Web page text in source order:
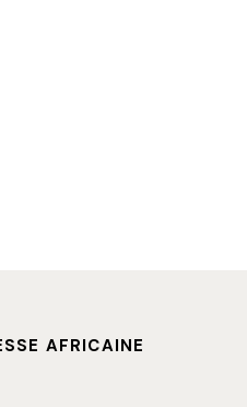
AFRICAINE